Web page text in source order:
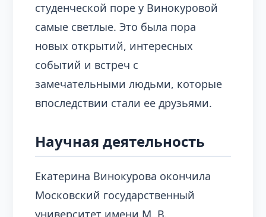
студенческой поре у Винокуровой
самые светлые. Это была пора
новых открытий, интересных
событий и встреч с
замечательными людьми, которые
впоследствии стали ее друзьями.
Научная деятельность
Екатерина Винокурова окончила
Московский государственный
университет имени М. В.